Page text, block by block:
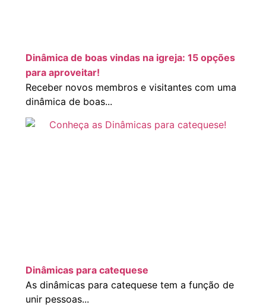
Dinâmica de boas vindas na igreja: 15 opções
para aproveitar!
Receber novos membros e visitantes com uma
dinâmica de boas...
Dinâmicas para catequese
As dinâmicas para catequese tem a função de
unir pessoas...